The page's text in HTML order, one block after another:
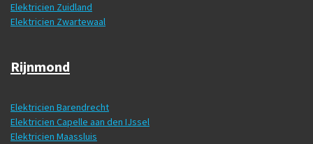
Elektricien Zuidland
Elektricien Zwartewaal
Rijnmond
Elektricien Barendrecht
Elektricien Capelle aan den IJssel
Elektricien Maassluis